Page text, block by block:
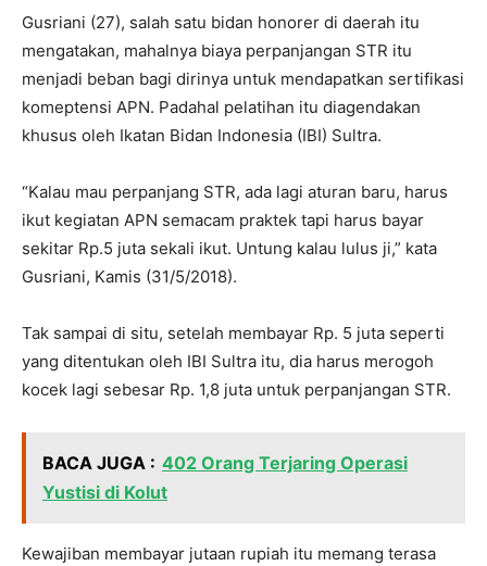
Gusriani (27), salah satu bidan honorer di daerah itu
mengatakan, mahalnya biaya perpanjangan STR itu
menjadi beban bagi dirinya untuk mendapatkan sertifikasi
komeptensi APN. Padahal pelatihan itu diagendakan
khusus oleh Ikatan Bidan Indonesia (IBI) Sultra.
“Kalau mau perpanjang STR, ada lagi aturan baru, harus
ikut kegiatan APN semacam praktek tapi harus bayar
sekitar Rp.5 juta sekali ikut. Untung kalau lulus ji,” kata
Gusriani, Kamis (31/5/2018).
Tak sampai di situ, setelah membayar Rp. 5 juta seperti
yang ditentukan oleh IBI Sultra itu, dia harus merogoh
kocek lagi sebesar Rp. 1,8 juta untuk perpanjangan STR.
BACA JUGA : 402 Orang Terjaring Operasi
Yustisi di Kolut
Kewajiban membayar jutaan rupiah itu memang terasa